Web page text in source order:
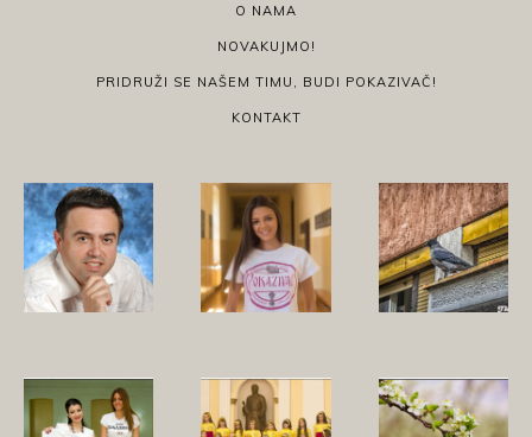
O NAMA
NOVAKUJMO!
PRIDRUŽI SE NAŠEM TIMU, BUDI POKAZIVAČ!
KONTAKT